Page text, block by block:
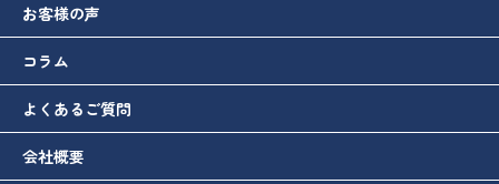
お客様の声
コラム
よくあるご質問
会社概要